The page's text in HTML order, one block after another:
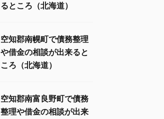
るところ（北海道）
空知郡南幌町で債務整理
や借金の相談が出来ると
ころ（北海道）
空知郡南富良野町で債務
整理や借金の相談が出来